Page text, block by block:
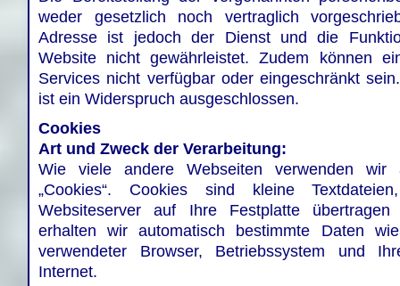
weder gesetzlich noch vertraglich
Adresse ist jedoch der Dienst und die
Website nicht gewährleistet. Zudem können
Services nicht verfügbar oder eingeschränkt
ist ein Widerspruch ausgeschlossen.
Cookies
Art und Zweck der Verarbeitung:
Wie viele andere Webseiten verwenden wir
„Cookies“. Cookies sind kleine
Websiteserver auf Ihre Festplatte übertragen
erhalten wir automatisch bestimmte Daten
verwendeter Browser, Betriebssystem und
Internet.